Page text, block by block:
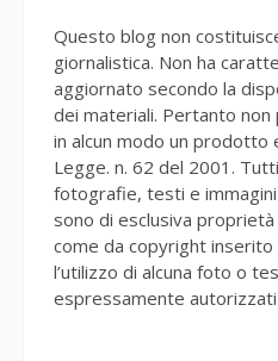
Questo blog non
giornalistica. Non ha
aggiornato secondo la
dei materiali. Pertanto
in alcun modo un prodotto
Legge. n. 62 del 2001.
fotografie, testi e
sono di esclusiva
come da copyright
l’utilizzo di alcuna foto o
espressamente